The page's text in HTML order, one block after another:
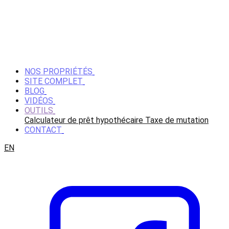
NOS PROPRIÉTÉS
SITE COMPLET
BLOG
VIDÉOS
OUTILS
Calculateur de prêt hypothécaire Taxe de mutation
CONTACT
EN